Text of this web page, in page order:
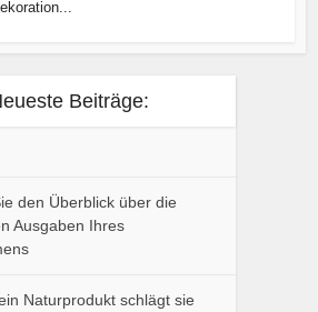
Beiträge:
den Überblick über die
Ausgaben Ihres
Naturprodukt schlägt sie